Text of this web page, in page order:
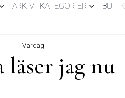
ARKIV KATEGORIER BUTIK
Vardag
läser jag nu